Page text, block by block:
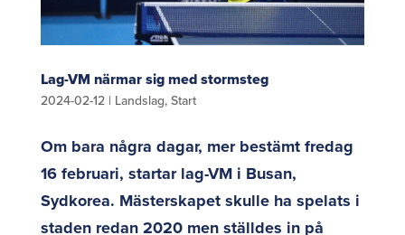
Lag-VM närmar sig med stormsteg
2024-02-12| Landslag, Start
Om bara några dagar, mer bestämt fredag
16 februari, startar lag-VM i Busan,
Sydkorea. Mästerskapet skulle ha spelats i
staden redan 2020 men ställdes in på